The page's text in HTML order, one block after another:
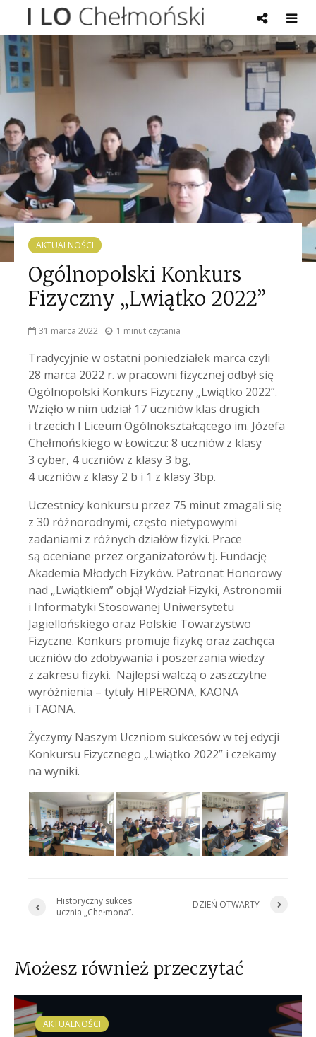
AKTUALNOŚCI
Ogólnopolski Konkurs
Fizyczny „Lwiątko 2022”
31 marca 2022 1 minut czytania
Tradycyjnie w ostatni poniedziałek marca czyli
28 marca 2022 r. w pracowni fizycznej odbył się
Ogólnopolski Konkurs Fizyczny „Lwiątko 2022”.
Wzięło w nim udział 17 uczniów klas drugich
i trzecich I Liceum Ogólnokształcącego im. Józefa
Chełmońskiego w Łowiczu: 8 uczniów z klasy
3 cyber, 4 uczniów z klasy 3 bg,
4 uczniów z klasy 2 b i 1 z klasy 3bp.
Uczestnicy konkursu przez 75 minut zmagali się
z 30 różnorodnymi, często nietypowymi
zadaniami z różnych działów fizyki. Prace
są oceniane przez organizatorów tj. Fundację
Akademia Młodych Fizyków. Patronat Honorowy
nad „Lwiątkiem” objął Wydział Fizyki, Astronomii
i Informatyki Stosowanej Uniwersytetu
Jagiellońskiego oraz Polskie Towarzystwo
Fizyczne. Konkurs promuje fizykę oraz zachęca
uczniów do zdobywania i poszerzania wiedzy
z zakresu fizyki. Najlepsi walczą o zaszczytne
wyróżnienia – tytuły HIPERONA, KAONA
i TAONA.
Życzymy Naszym Uczniom sukcesów w tej edycji
Konkursu Fizycznego „Lwiątko 2022” i czekamy
na wyniki.
Historyczny sukces
ucznia „Chełmona”.
DZIEŃ OTWARTY
Możesz również przeczytać
AKTUALNOŚCI